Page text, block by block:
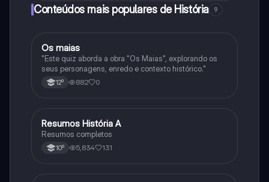
Conteúdos mais populares de História 9
História
Os maias
"Este quiz aborda a obra "Os Maias", explorando os
seus personagens, enredo e contexto histórico."
12º 882 0
História
Resumos História A
Resumos completos
10º 5,834 131